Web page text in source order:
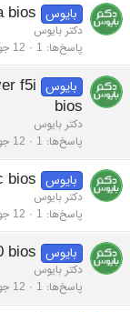
بایوس bios
دکتر بایوس
پاسخ‌ها 1 12 جولای 2022
بایوس f5i
bios
دکتر بایوس
پاسخ‌ها 1 12 جولای 2022
بایوس bios
دکتر بایوس
پاسخ‌ها 1 12 جولای 2022
بایوس bios
دکتر بایوس
پاسخ‌ها 1 12 جولای 2022